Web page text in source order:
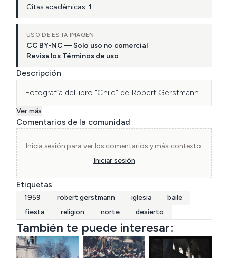
Citas académicas: 1
USO DE ESTA IMAGEN
CC BY-NC — Solo uso no comercial
Revisa los Términos de uso
Descripción
Fotografía del libro “Chile” de Robert Gerstmann.
Ver más
Comentarios de la comunidad
Inicia sesión para ver los comentarios y más contexto.
Iniciar sesión
Etiquetas
1959 robert gerstmann iglesia
baile
fiesta
religion norte desierto
También te puede interesar: